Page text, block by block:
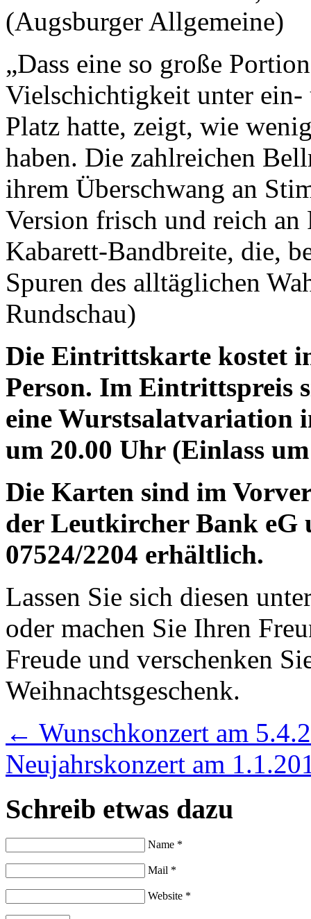
(Augsburger Allgemeine)
„Dass eine so große
Vielschichtigkeit unter ein-
Platz hatte, zeigt, wie
haben. Die zahlreichen
ihrem Überschwang an
Version frisch und reich
Kabarett-Bandbreite, die,
Spuren des alltäglichen
Rundschau)
Die Eintrittskarte kostet
Person. Im Eintrittspreis
eine Wurstsalatvariation
um 20.00 Uhr (Einlass
Die Karten sind im
der Leutkircher Bank eG
07524/2204 erhältlich.
Lassen Sie sich diesen
oder machen Sie Ihren
Freude und verschenken
Weihnachtsgeschenk.
← Wunschkonzert am
Neujahrskonzert am
Schreib etwas dazu
Name *
Mail *
Website *